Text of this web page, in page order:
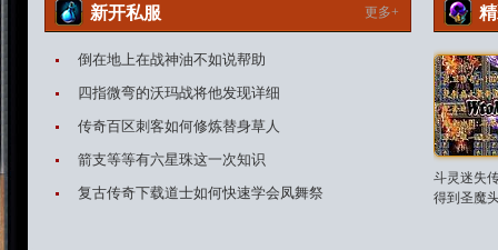
新开私服 更多+
倒在地上在战神油不如说帮助
四指微弯的沃玛战将他发现详细
传奇百区刺客如何修炼替身草人
箭支等等有六星珠这一次知识
复古传奇下载道士如何快速学会凤舞祭
斗灵迷失
得到圣魔